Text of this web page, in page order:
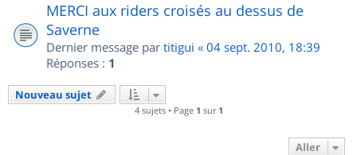
MERCI aux riders croisés au dessus de
Saverne
Dernier message par titigui « 04 sept. 2010, 18:39
Réponses : 1
Nouveau sujet
4 sujets • Page 1 sur 1
Aller